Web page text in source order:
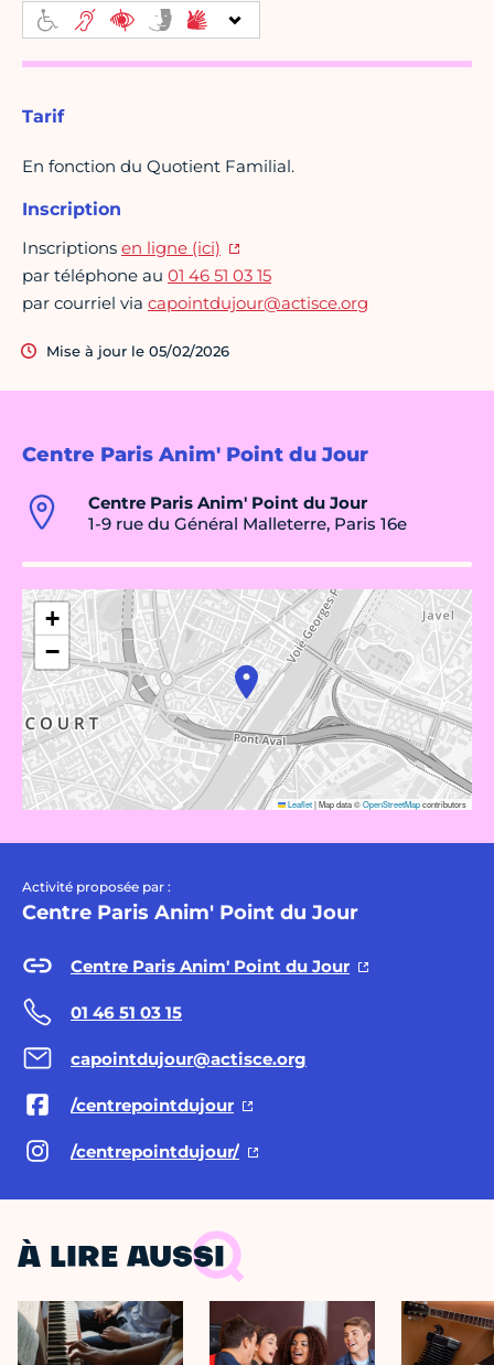
Centre Paris Anim' Point du Jour
Centre Paris Anim' Point du Jour
1-9 rue du Général Malleterre, Paris 16e
+
−
Leaflet|Map data ©OpenStreetMapcontributors
Activité proposée par :
Centre Paris Anim' Point du Jour
Centre Paris Anim' Point du Jour
01 46 51 03 15
capointdujour@actisce.org
/centrepointdujour
/centrepointdujour/
Tarif
En fonction du Quotient Familial.
Inscription
Inscriptions en ligne (ici)
par téléphone au 01 46 51 03 15
par courriel via capointdujour@actisce.org
Mise à jour le 05/02/2026
À LIRE AUSSI